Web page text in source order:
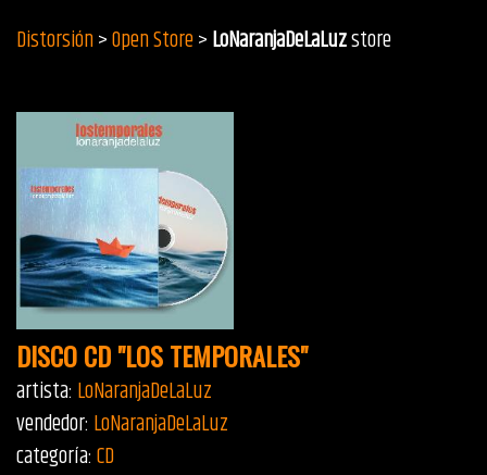
Distorsión>Open Store>LoNaranjaDeLaLuzstore
DISCO CD "LOS TEMPORALES"
artista: LoNaranjaDeLaLuz
vendedor: LoNaranjaDeLaLuz
categoría:CD